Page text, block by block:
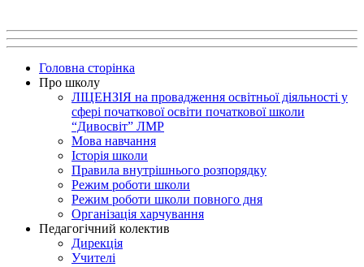
Головна сторінка
Про школу
ЛІЦЕНЗІЯ на провадження освітньої діяльності у
сфері початкової освіти початкової школи
“Дивосвіт” ЛМР
Мова навчання
Історія школи
Правила внутрішнього розпорядку
Режим роботи школи
Режим роботи школи повного дня
Організація харчування
Педагогічний колектив
Дирекція
Учителі